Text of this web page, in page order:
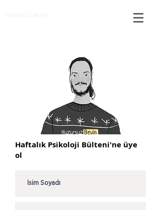
Haftalık Psikoloji Bülteni'ne üye
ol